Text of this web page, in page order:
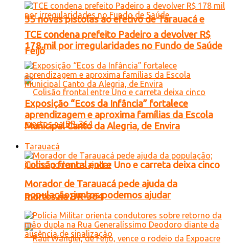
35 novas pistolas ao efetivo de Tarauacá e
Feijó
Colisão frontal entre Uno e carreta deixa cinco
mortos na BR-364
TCE condena prefeito Padeiro a devolver R$
178 mil por irregularidades no Fundo de Saúde
Exposição “Ecos da Infância” fortalece
aprendizagem e aproxima famílias da Escola
Municipal Canto da Alegria, de Envira
Tarauacá
Morador de Tarauacá pede ajuda da
população; juntos podemos ajudar